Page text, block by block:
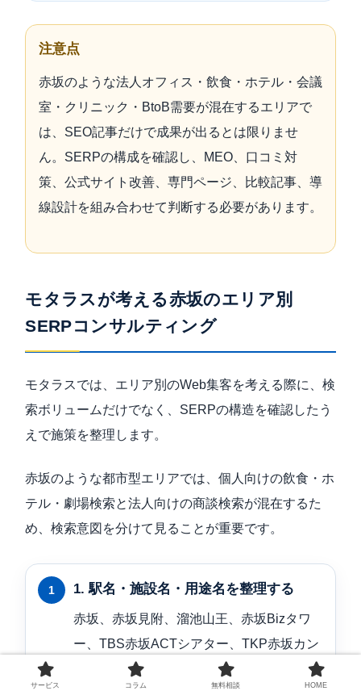
注意点
赤坂のような法人オフィス・飲食・ホテル・会議
室・クリニック・BtoB需要が混在するエリアで
は、SEO記事だけで成果が出るとは限りませ
ん。SERPの構成を確認し、MEO、口コミ対
策、公式サイト改善、専門ページ、比較記事、導
線設計を組み合わせて判断する必要があります。
モタラスが考える赤坂のエリア別
SERPコンサルティング
モタラスでは、エリア別のWeb集客を考える際に、検
索ボリュームだけでなく、SERPの構造を確認したう
えで施策を整理します。
赤坂のような都市型エリアでは、個人向けの飲食・ホ
テル・劇場検索と法人向けの商談検索が混在するた
め、検索意図を分けて見ることが重要です。
1. 駅名・施設名・用途名を整理する
赤坂、赤坂見附、溜池山王、赤坂Bizタワ
ー、TBS赤坂ACTシアター、TKP赤坂カン
ファレンスセンター、赤坂ホテル、赤坂会
サービス コラム 無料相談 HOME